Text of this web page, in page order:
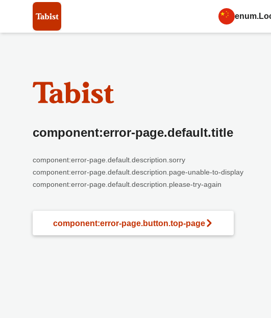
component:error-page.default.title
component:error-page.default.description.sorry
component:error-page.default.description.page-unable-to-display
component:error-page.default.description.please-try-again
component:error-page.button.top-page